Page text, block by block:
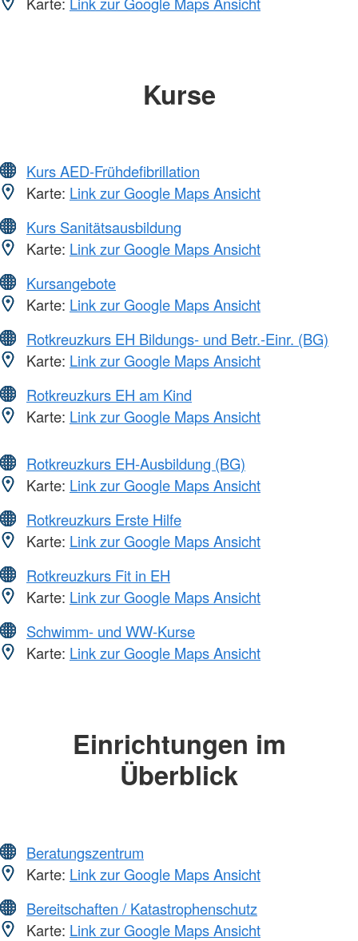
Kurse
Kurs AED-Frühdefibrillation
Karte: Link zur Google Maps Ansicht
Kurs Sanitätsausbildung
Karte: Link zur Google Maps Ansicht
Kursangebote
Karte: Link zur Google Maps Ansicht
Rotkreuzkurs EH Bildungs- und Betr.-Einr. (BG)
Karte: Link zur Google Maps Ansicht
Rotkreuzkurs EH am Kind
Karte: Link zur Google Maps Ansicht
Rotkreuzkurs EH-Ausbildung (BG)
Karte: Link zur Google Maps Ansicht
Rotkreuzkurs Erste Hilfe
Karte: Link zur Google Maps Ansicht
Rotkreuzkurs Fit in EH
Karte: Link zur Google Maps Ansicht
Schwimm- und WW-Kurse
Karte: Link zur Google Maps Ansicht
Einrichtungen im
Überblick
Beratungszentrum
Karte: Link zur Google Maps Ansicht
Bereitschaften / Katastrophenschutz
Karte: Link zur Google Maps Ansicht